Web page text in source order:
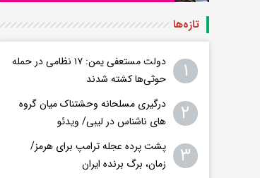
تازه‌ها
۱
دولت مستعفی یمن: ۱۷ نظامی در حمله
حوثی‌ها کشته شدند
۲
درگیری مسلحانه وحشتناک میان گروه
های ناشناس در لیبی/ ویدئو
۳
پشت پرده عجله ترامپ برای هرمز/
زمان، برگ برنده ایران